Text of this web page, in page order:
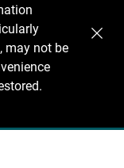
may not be